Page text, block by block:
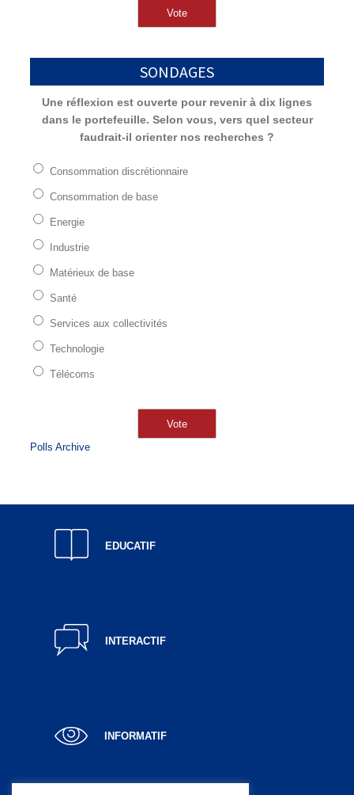
SONDAGES
Une réflexion est ouverte pour revenir à dix lignes
dans le portefeuille. Selon vous, vers quel secteur
faudrait-il orienter nos recherches ?
Consommation discrétionnaire
Consommation de base
Energie
Industrie
Matérieux de base
Santé
Services aux collectivités
Technologie
Télécoms
Polls Archive
EDUCATIF
INTERACTIF
INFORMATIF